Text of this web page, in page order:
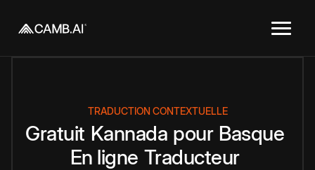
TRADUCTION CONTEXTUELLE
Gratuit Kannada pour Basque
En ligne Traducteur